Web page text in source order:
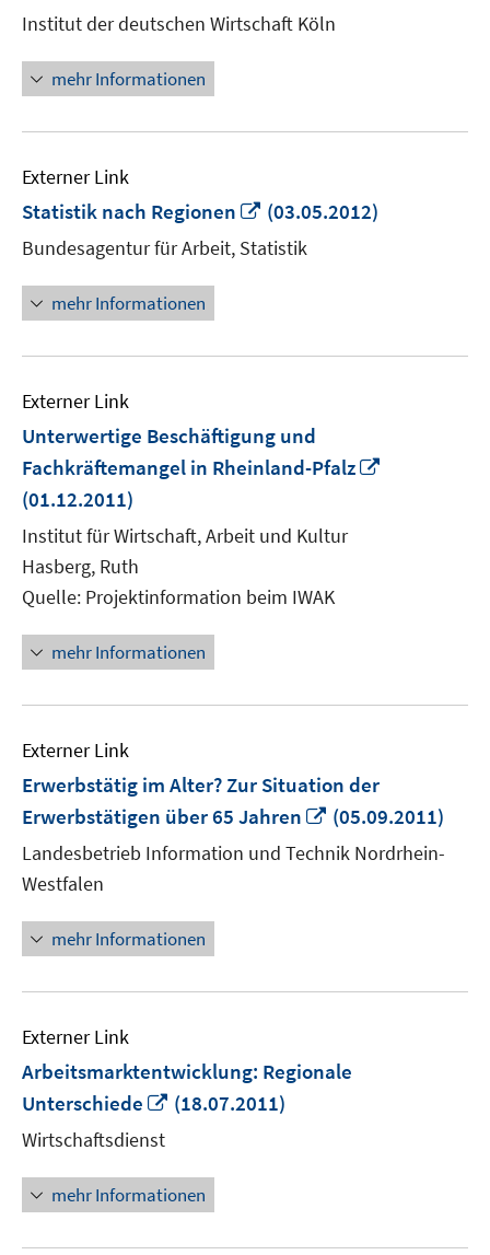
Institut der deutschen Wirtschaft Köln
mehr Informationen
Externer Link
Statistik nach Regionen
In
neuem
Fenster
(03.05.2012)
Bundesagentur für Arbeit, Statistik
mehr Informationen
Externer Link
Unterwertige Beschäftigung und
Fachkräftemangel in Rheinland-Pfalz
(01.12.2011)
Institut für Wirtschaft, Arbeit und Kultur
Hasberg, Ruth
Quelle: Projektinformation beim IWAK
mehr Informationen
Externer Link
Erwerbstätig im Alter? Zur Situation der
Erwerbstätigen über 65 Jahren
In
neuem
Fenster
(05.09.2011)
Landesbetrieb Information und Technik Nordrhein-
Westfalen
mehr Informationen
Externer Link
Arbeitsmarktentwicklung: Regionale
Unterschiede
In
öffnen
(18.07.2011)
Wirtschaftsdienst
mehr Informationen